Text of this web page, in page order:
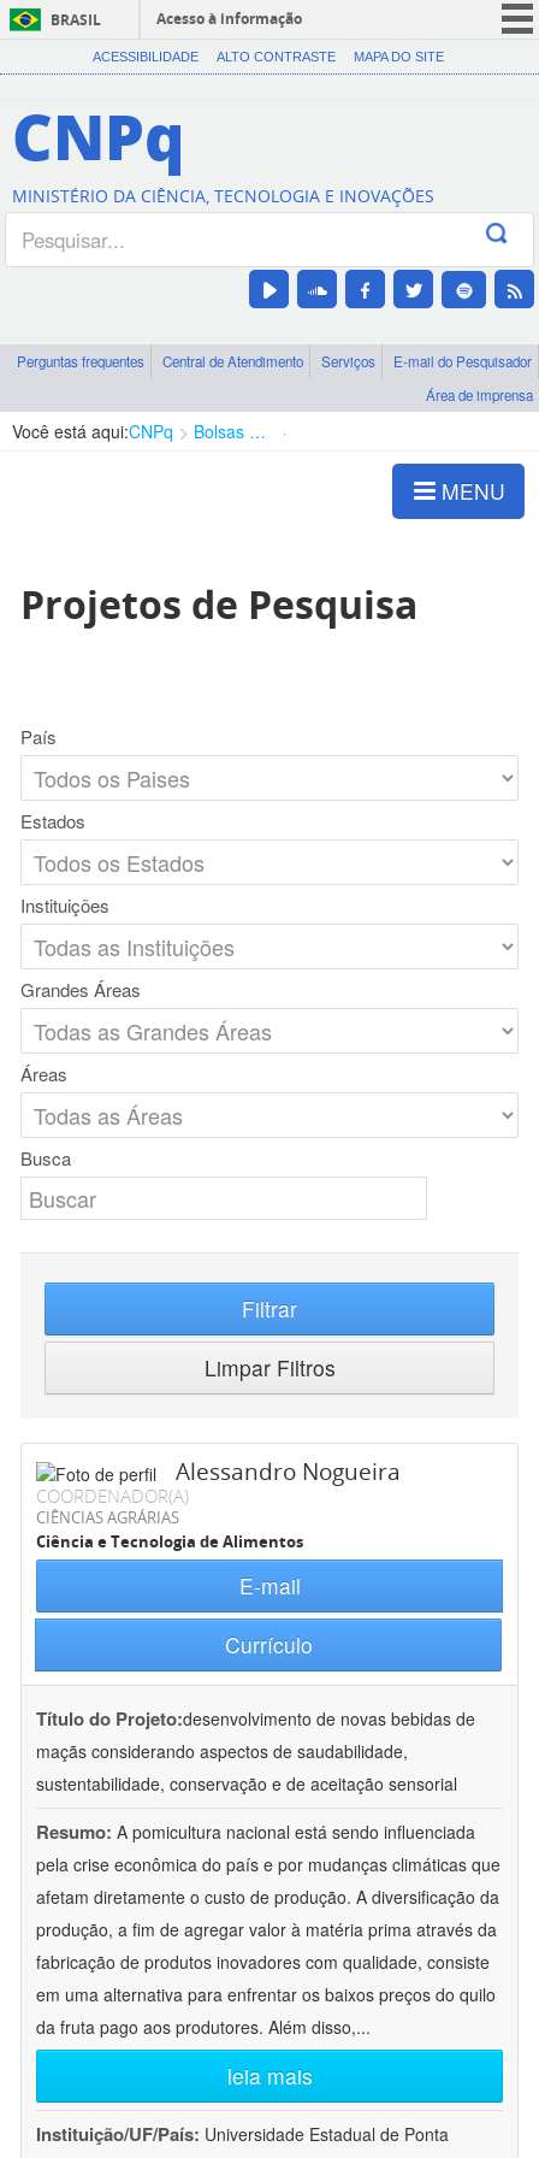
BRASIL
Acesso à informação
CORONAVÍRUS (COVID-19)
Canais
ACESSIBILIDADE ALTO CONTRASTE MAPA DO SITE
CNPq
MINISTÉRIO DA CIÊNCIA, TECNOLOGIA E INOVAÇÕES
Perguntas frequentes Central de Atendimento Serviços
E-mail do Pesquisador
Área de imprensa
Você está aqui:CNPq Bolsas e Auxílios Vigentes
MENU
Projetos de Pesquisa
País
Estados
Instituições
Grandes Áreas
Áreas
Busca
Filtrar
Limpar Filtros
Alessandro Nogueira
COORDENADOR(A)
CIÊNCIAS AGRÁRIAS
Ciência e Tecnologia de Alimentos
E-mail
Currículo
Título do Projeto:desenvolvimento de novas bebidas de
maçãs considerando aspectos de saudabilidade,
sustentabilidade, conservação e de aceitação sensorial
Resumo: A pomicultura nacional está sendo influenciada
pela crise econômica do país e por mudanças climáticas que
afetam diretamente o custo de produção. A diversificação da
produção, a fim de agregar valor à matéria prima através da
fabricação de produtos inovadores com qualidade, consiste
em uma alternativa para enfrentar os baixos preços do quilo
da fruta pago aos produtores. Além disso,...
leia mais
Instituição/UF/País: Universidade Estadual de Ponta